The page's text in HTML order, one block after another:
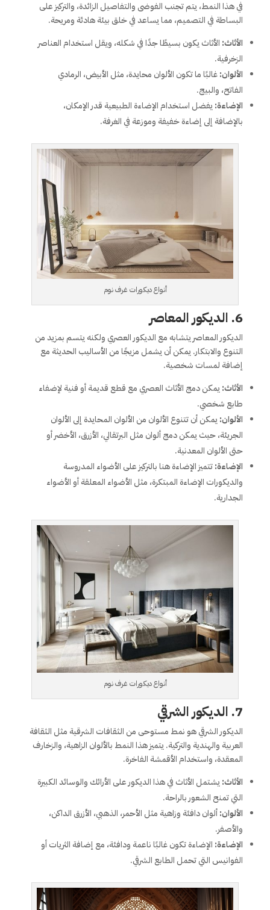
في هذا النمط، يتم تجنب الفوضى والتفاصيل الزائدة، والتركيز على
البساطة في التصميم، مما يساعد في خلق بيئة هادئة ومريحة.
الأثاث: الأثاث يكون بسيطًا جدًا في شكله، ويقل استخدام العناصر
الزخرفية.
الألوان:غالبًا ما تكون الألوان محايدة، مثل الأبيض، الرمادي
الفاتح، والبيج.
الإضاءة: يفضل استخدام الإضاءة الطبيعية قدر الإمكان،
بالإضافة إلى إضاءة خفيفة وموزعة في الغرفة.
أنواع ديكورات غرف نوم
6. الديكور المعاصر
الديكور المعاصر يتشابه مع الديكور العصري ولكنه يتسم بمزيد من
التنوع والابتكار. يمكن أن يشمل مزيجًا من الأساليب الحديثة مع
إضافة لمسات شخصية.
الأثاث:يمكن دمج الأثاث العصري مع قطع قديمة أو فنية لإضفاء
طابع شخصي.
الألوان:يمكن أن تتنوع الألوان من الألوان المحايدة إلى الألوان
الجريئة، حيث يمكن دمج ألوان مثل البرتقالي، الأزرق، الأخضر أو
حتى الألوان المعدنية.
الإضاءة:تتميز الإضاءة هنا بالتركيز على الأضواء المدروسة
والديكورات الإضاءة المبتكرة، مثل الأضواء المعلقة أو الأضواء
الجدارية.
أنواع ديكورات غرف نوم
7. الديكور الشرقي
الديكور الشرقي هو نمط مستوحى من الثقافات الشرقية مثل الثقافة
العربية والهندية والتركية. يتميز هذا النمط بالألوان الزاهية، والزخارف
المعقدة، واستخدام الأقمشة الفاخرة.
الأثاث: يشتمل الأثاث في هذا الديكور على الأرائك والوسائد الكبيرة
التي تمنح الشعور بالراحة.
الألوان:ألوان دافئة وزاهية مثل الأحمر، الذهبي، الأزرق الداكن،
والأصفر.
الإضاءة: الإضاءة تكون غالبًا ناعمة ودافئة، مع إضافة الثريات أو
الفوانيس التي تحمل الطابع الشرقي.